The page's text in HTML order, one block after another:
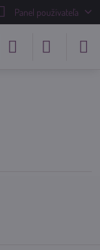
Panel používateľa